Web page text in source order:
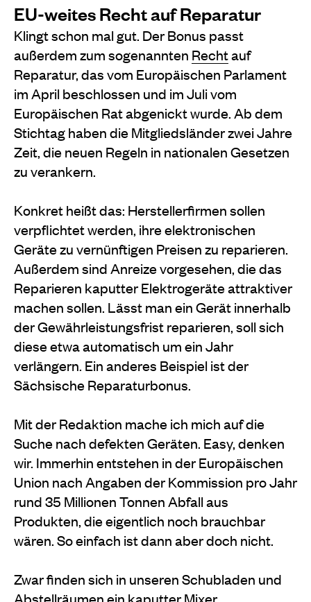
EU-weites Recht auf Reparatur
Klingt schon mal gut. Der Bonus passt
außerdem zum sogenannten Rechtauf
Reparatur, das vom Europäischen Parlament
im April beschlossen und im Juli vom
Europäischen Rat abgenickt wurde. Ab dem
Stichtag haben die Mitgliedsländer zwei Jahre
Zeit, die neuen Regeln in nationalen Gesetzen
zu verankern.
Konkret heißt das: Herstellerfirmen sollen
verpflichtet werden, ihre elektronischen
Geräte zu vernünftigen Preisen zu reparieren.
Außerdem sind Anreize vorgesehen, die das
Reparieren kaputter Elektrogeräte attraktiver
machen sollen. Lässt man ein Gerät innerhalb
der Gewährleistungsfrist reparieren, soll sich
diese etwa automatisch um ein Jahr
verlängern. Ein anderes Beispiel ist der
Sächsische Reparaturbonus.
Mit der Redaktion mache ich mich auf die
Suche nach defekten Geräten. Easy, denken
wir. Immerhin entstehen in der Europäischen
Union nach Angaben der Kommission pro Jahr
rund 35 Millionen Tonnen Abfall aus
Produkten, die eigentlich noch brauchbar
wären. So einfach ist dann aber doch nicht.
Zwar finden sich in unseren Schubladen und
Abstellräumen ein kaputter Mixer,